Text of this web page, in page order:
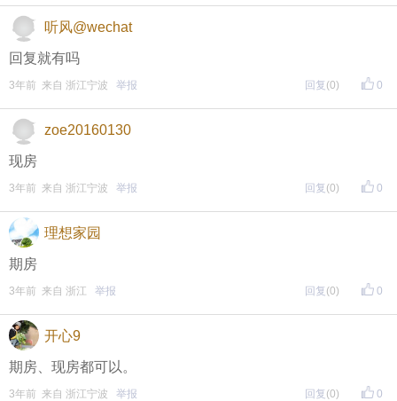
要买房子的话，你要买期房还是现房？
听风@wechat
回复就有吗
0
3年前 来自 浙江宁波 举报 回复 (0)
zoe20160130
现房
0
3年前 来自 浙江宁波 举报 回复 (0)
理想家园
期房
0
3年前 来自 浙江 举报 回复 (0)
开心9
期房、现房都可以。
0
3年前 来自 浙江宁波 举报 回复 (0)